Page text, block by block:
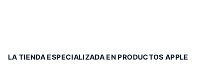
LA TIENDA ESPECIALIZADA EN PRODUCTOS APPLE